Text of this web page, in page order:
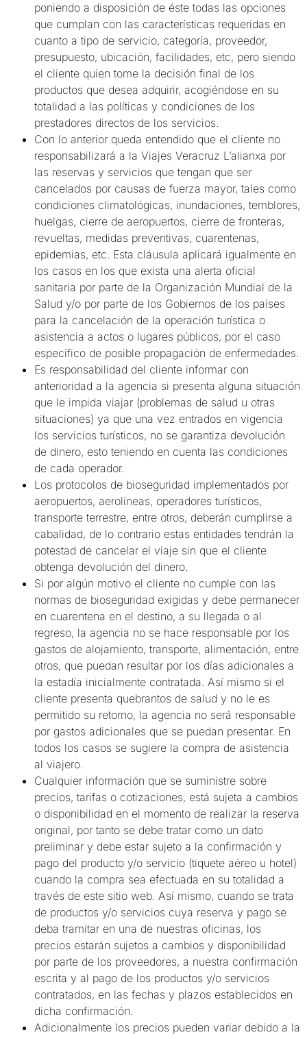
poniendo a disposición de éste todas las opciones
que cumplan con las características requeridas en
cuanto a tipo de servicio, categoría, proveedor,
presupuesto, ubicación, facilidades, etc, pero siendo
el cliente quien tome la decisión final de los
productos que desea adquirir, acogiéndose en su
totalidad a las políticas y condiciones de los
prestadores directos de los servicios.
Con lo anterior queda entendido que el cliente no
responsabilizará a la Viajes Veracruz L’alianxa por
las reservas y servicios que tengan que ser
cancelados por causas de fuerza mayor, tales como
condiciones climatológicas, inundaciones, temblores,
huelgas, cierre de aeropuertos, cierre de fronteras,
revueltas, medidas preventivas, cuarentenas,
epidemias, etc. Esta cláusula aplicará igualmente en
los casos en los que exista una alerta oficial
sanitaria por parte de la Organización Mundial de la
Salud y/o por parte de los Gobiernos de los países
para la cancelación de la operación turística o
asistencia a actos o lugares públicos, por el caso
específico de posible propagación de enfermedades.
Es responsabilidad del cliente informar con
anterioridad a la agencia si presenta alguna situación
que le impida viajar (problemas de salud u otras
situaciones) ya que una vez entrados en vigencia
los servicios turísticos, no se garantiza devolución
de dinero, esto teniendo en cuenta las condiciones
de cada operador.
Los protocolos de bioseguridad implementados por
aeropuertos, aerolíneas, operadores turísticos,
transporte terrestre, entre otros, deberán cumplirse a
cabalidad, de lo contrario estas entidades tendrán la
potestad de cancelar el viaje sin que el cliente
obtenga devolución del dinero.
Si por algún motivo el cliente no cumple con las
normas de bioseguridad exigidas y debe permanecer
en cuarentena en el destino, a su llegada o al
regreso, la agencia no se hace responsable por los
gastos de alojamiento, transporte, alimentación, entre
otros, que puedan resultar por los días adicionales a
la estadía inicialmente contratada. Así mismo si el
cliente presenta quebrantos de salud y no le es
permitido su retorno, la agencia no será responsable
por gastos adicionales que se puedan presentar. En
todos los casos se sugiere la compra de asistencia
al viajero.
Cualquier información que se suministre sobre
precios, tarifas o cotizaciones, está sujeta a cambios
o disponibilidad en el momento de realizar la reserva
original, por tanto se debe tratar como un dato
preliminar y debe estar sujeto a la confirmación y
pago del producto y/o servicio (tiquete aéreo u hotel)
cuando la compra sea efectuada en su totalidad a
través de este sitio web. Así mismo, cuando se trata
de productos y/o servicios cuya reserva y pago se
deba tramitar en una de nuestras oficinas, los
precios estarán sujetos a cambios y disponibilidad
por parte de los proveedores, a nuestra confirmación
escrita y al pago de los productos y/o servicios
contratados, en las fechas y plazos establecidos en
dicha confirmación.
Adicionalmente los precios pueden variar debido a la